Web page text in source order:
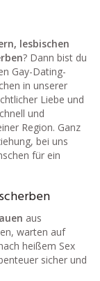
lesbischen
? Dann bist du
Gay-Dating-
in unserer
Liebe und
und
Region. Ganz
bei uns
für ein
aus
warten auf
heißem Sex
sicher und